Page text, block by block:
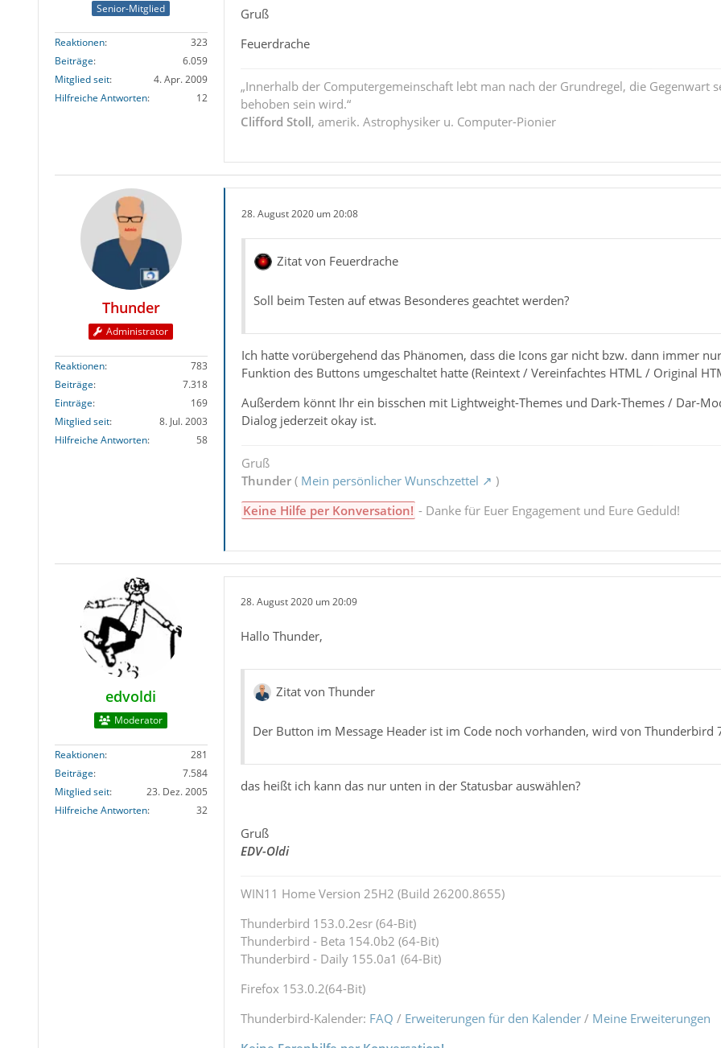
Senior-Mitglied
Reaktionen
323
Beiträge
6.059
Mitglied seit
4. Apr. 2009
Hilfreiche Antworten
12
Gruß
Feuerdrache
„Innerhalb der Computergemeinschaft lebt man nach der Grundregel, die Gegenwart
behoben sein wird.“
Clifford Stoll, amerik. Astrophysiker u. Computer-Pionier
Thunder
Administrator
Reaktionen
783
Beiträge
7.318
Einträge
169
Mitglied seit
8. Jul. 2003
Hilfreiche Antworten
58
28. August 2020 um 20:08
Zitat von Feuerdrache
Soll beim Testen auf etwas Besonderes geachtet werden?
Ich hatte vorübergehend das Phänomen, dass die Icons gar nicht bzw. dann immer
Funktion des Buttons umgeschaltet hatte (Reintext / Vereinfachtes HTML / Original
Außerdem könnt Ihr ein bisschen mit Lightweight-Themes und Dark-Themes / Dar-
Dialog jederzeit okay ist.
Gruß
Thunder( Mein persönlicher Wunschzettel
)
Keine Hilfe per Konversation! - Danke für Euer Engagement und Eure Geduld!
edvoldi
Moderator
Reaktionen
281
Beiträge
7.584
Mitglied seit
23. Dez. 2005
Hilfreiche Antworten
32
28. August 2020 um 20:09
Hallo Thunder,
Zitat von Thunder
Der Button im Message Header ist im Code noch vorhanden, wird von
das heißt ich kann das nur unten in der Statusbar auswählen?
Gruß
EDV-Oldi
WIN11 Home Version 25H2 (Build 26200.8655)
Thunderbird 153.0.2esr (64-Bit)
Thunderbird - Beta 154.0b2 (64-Bit)
Thunderbird - Daily 155.0a1 (64-Bit)
Firefox 153.0.2(64-Bit)
Thunderbird-Kalender: FAQ / Erweiterungen für den Kalender/ Meine Erweiterungen